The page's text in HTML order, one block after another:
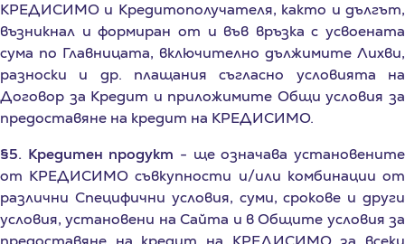
сума по Главницата, включително дължимите Лихви,
разноски и др. плащания съгласно условията на
Договор за Кредит и приложимите Общи условия за
предоставяне на кредит на КРЕДИСИМО.
§5. Кредитен продукт- ще означава установените
от КРЕДИСИМО съвкупности и/или комбинации от
различни Специфични условия, суми, срокове и други
условия, установени на Сайта и в Общите условия за
предоставяне на кредит на КРЕДИСИМО за всеки
отделен Кредитен продукт, при които се отпускат